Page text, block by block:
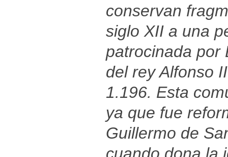
conservan
siglo XII a una
patrocinada por
del rey Alfonso
1.196. Esta
ya que fue
Guillermo de